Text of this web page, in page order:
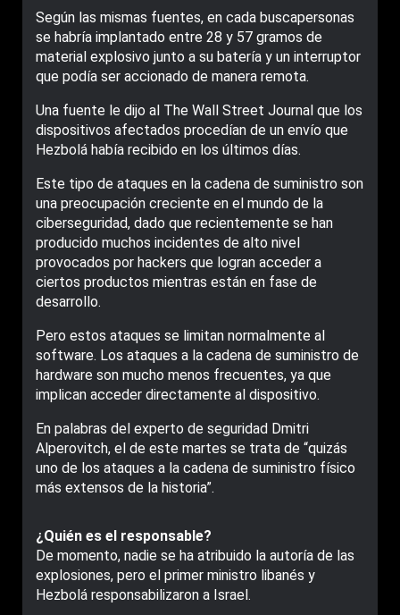
Según las mismas fuentes, en cada buscapersonas
se habría implantado entre 28 y 57 gramos de
material explosivo junto a su batería y un interruptor
que podía ser accionado de manera remota.
Una fuente le dijo al The Wall Street Journal que los
dispositivos afectados procedían de un envío que
Hezbolá había recibido en los últimos días.
Este tipo de ataques en la cadena de suministro son
una preocupación creciente en el mundo de la
ciberseguridad, dado que recientemente se han
producido muchos incidentes de alto nivel
provocados por hackers que logran acceder a
ciertos productos mientras están en fase de
desarrollo.
Pero estos ataques se limitan normalmente al
software. Los ataques a la cadena de suministro de
hardware son mucho menos frecuentes, ya que
implican acceder directamente al dispositivo.
En palabras del experto de seguridad Dmitri
Alperovitch, el de este martes se trata de “quizás
uno de los ataques a la cadena de suministro físico
más extensos de la historia”.
¿Quién es el responsable?
De momento, nadie se ha atribuido la autoría de las
explosiones, pero el primer ministro libanés y
Hezbolá responsabilizaron a Israel.